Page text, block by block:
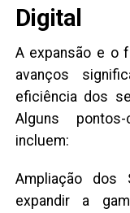
Digital
A expansão e o
avanços
eficiência dos
Alguns
incluem:
Ampliação dos
expandir a